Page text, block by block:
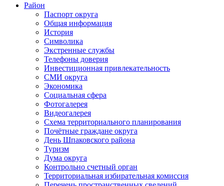
Район
Паспорт округа
Общая информация
История
Символика
Экстренные службы
Телефоны доверия
Инвестиционная привлекательность
СМИ округа
Экономика
Социальная сфера
Фотогалерея
Видеогалерея
Схема территориального планирования
Почётные граждане округа
День Шпаковского района
Туризм
Дума округа
Контрольно счетный орган
Территориальная избирательная комиссия